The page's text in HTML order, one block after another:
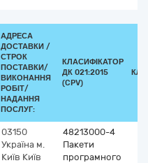
АДРЕСА
ДОСТАВКИ /
СТРОК
ПОСТАВКИ/
ВИКОНАННЯ
РОБІТ/
НАДАННЯ
ПОСЛУГ:
КЛАСИФІКАТОР
ДК 021:2015
(CPV)
03150
Україна м.
Київ Київ
48213000-4
Пакети
програмного